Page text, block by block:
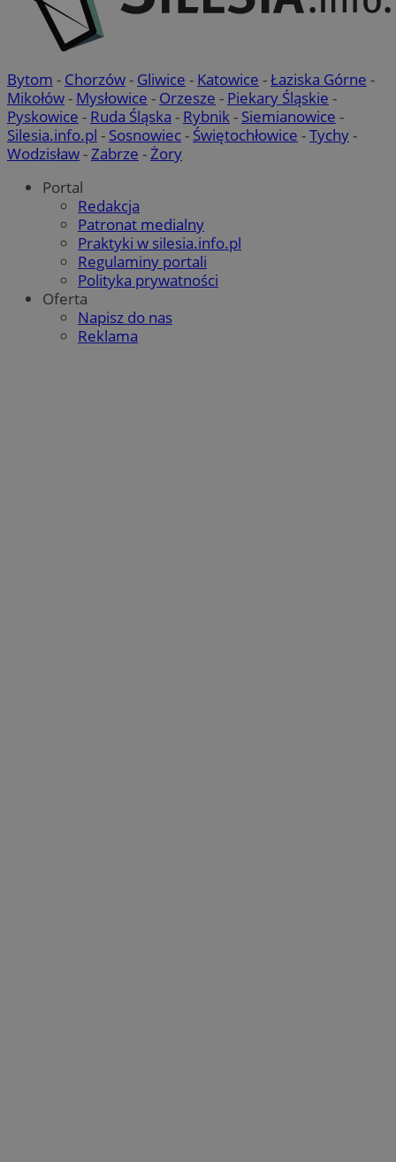
Bytom - Chorzów- Gliwice - Katowice -Łaziska Górne -
Mikołów- Mysłowice - Orzesze - Piekary Śląskie -
Pyskowice - Ruda Śląska - Rybnik- Siemianowice -
Silesia.info.pl - Sosnowiec- Świętochłowice -Tychy-
Wodzisław-Zabrze -Żory
Portal
Redakcja
Patronat medialny
Praktyki w silesia.info.pl
Regulaminy portali
Polityka prywatności
Oferta
Napisz do nas
Reklama